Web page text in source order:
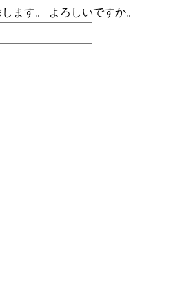
ます。 よろしいですか。